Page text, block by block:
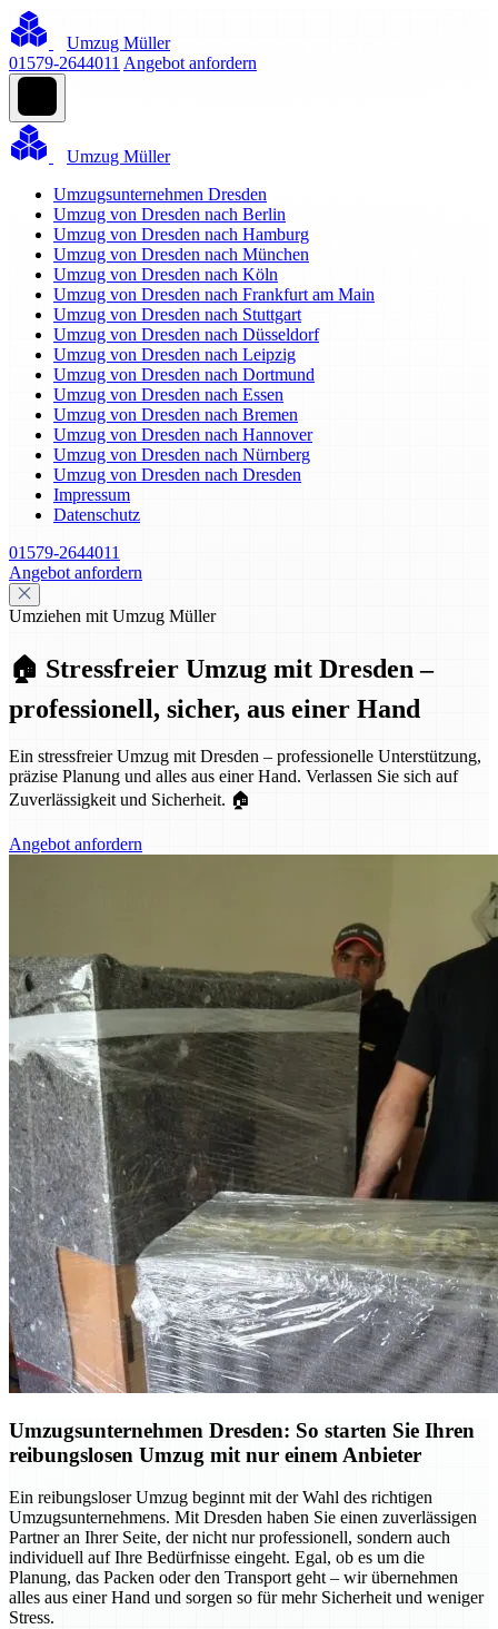
Umzug Müller
01579-2644011 Angebot anfordern
Umzug Müller
Umzugsunternehmen Dresden
Umzug von Dresden nach Berlin
Umzug von Dresden nach Hamburg
Umzug von Dresden nach München
Umzug von Dresden nach Köln
Umzug von Dresden nach Frankfurt am Main
Umzug von Dresden nach Stuttgart
Umzug von Dresden nach Düsseldorf
Umzug von Dresden nach Leipzig
Umzug von Dresden nach Dortmund
Umzug von Dresden nach Essen
Umzug von Dresden nach Bremen
Umzug von Dresden nach Hannover
Umzug von Dresden nach Nürnberg
Umzug von Dresden nach Dresden
Impressum
Datenschutz
01579-2644011
Angebot anfordern
Umziehen mit Umzug Müller
🏠 Stressfreier Umzug mit Dresden –
professionell, sicher, aus einer Hand
Ein stressfreier Umzug mit Dresden – professionelle Unterstützung,
präzise Planung und alles aus einer Hand. Verlassen Sie sich auf
Zuverlässigkeit und Sicherheit. 🏠
Angebot anfordern
Umzugsunternehmen Dresden: So starten Sie Ihren
reibungslosen Umzug mit nur einem Anbieter
Ein reibungsloser Umzug beginnt mit der Wahl des richtigen
Umzugsunternehmens. Mit Dresden haben Sie einen zuverlässigen
Partner an Ihrer Seite, der nicht nur professionell, sondern auch
individuell auf Ihre Bedürfnisse eingeht. Egal, ob es um die
Planung, das Packen oder den Transport geht – wir übernehmen
alles aus einer Hand und sorgen so für mehr Sicherheit und weniger
Stress.